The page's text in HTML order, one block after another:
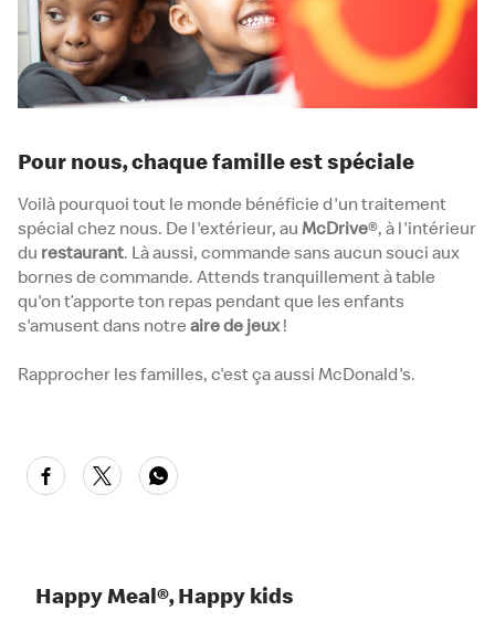
Pour nous, chaque famille est spéciale
Voilà pourquoi tout le monde bénéficie d'un traitement
spécial chez nous. De l'extérieur, au McDrive®, à l'intérieur
du restaurant. Là aussi, commande sans aucun souci aux
bornes de commande. Attends tranquillement à table
qu'on t’apporte ton repas pendant que les enfants
s'amusent dans notre aire de jeux!
Rapprocher les familles, c'est ça aussi McDonald's.
Happy Meal®, Happy kids